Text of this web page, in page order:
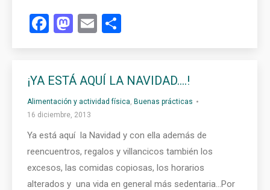
Facebook
Mastodon
Email
¡YA ESTÁ AQUÍ LA NAVIDAD….!
Alimentación y actividad física, Buenas prácticas
16 diciembre, 2013
Ya está aquí la Navidad y con ella además de
reencuentros, regalos y villancicos también los
excesos, las comidas copiosas, los horarios
alterados y una vida en general más sedentaria…Por